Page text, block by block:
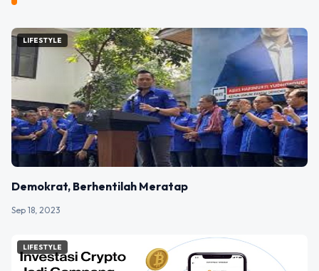
LIFESTYLE
Demokrat, Berhentilah Meratap
Sep 18, 2023
LIFESTYLE